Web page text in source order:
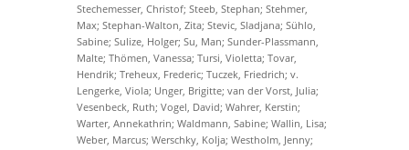
Stechemesser, Christof; Steeb, Stephan; Stehmer,
Max; Stephan-Walton, Zita; Stevic, Sladjana; Sühlo,
Sabine; Sulize, Holger; Su, Man; Sunder-Plassmann,
Malte; Thömen, Vanessa; Tursi, Violetta; Tovar,
Hendrik; Treheux, Frederic; Tuczek, Friedrich; v.
Lengerke, Viola; Unger, Brigitte; van der Vorst, Julia;
Vesenbeck, Ruth; Vogel, David; Wahrer, Kerstin;
Warter, Annekathrin; Waldmann, Sabine; Wallin, Lisa;
Weber, Marcus; Werschky, Kolja; Westholm, Jenny;